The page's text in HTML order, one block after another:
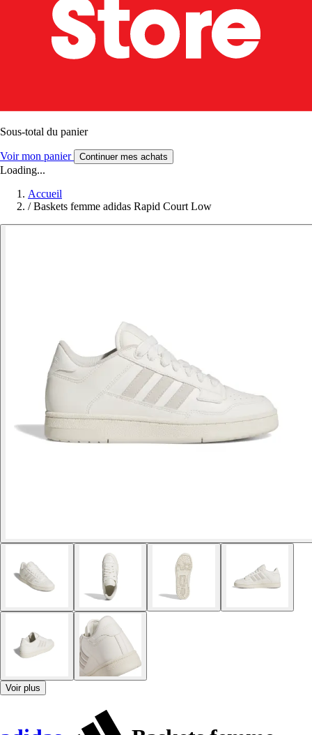
Sous-total du panier
Voir mon panier Continuer mes achats
Loading...
Accueil
/ Baskets femme adidas Rapid Court Low
Voir plus